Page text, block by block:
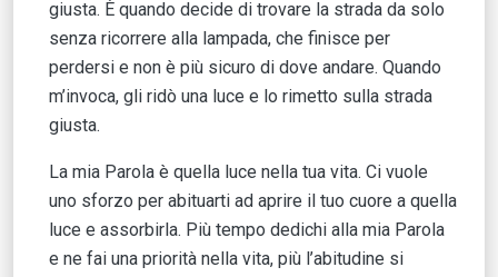
giusta. È quando decide di trovare la strada da solo
senza ricorrere alla lampada, che finisce per
perdersi e non è più sicuro di dove andare. Quando
m’invoca, gli ridò una luce e lo rimetto sulla strada
giusta.
La mia Parola è quella luce nella tua vita. Ci vuole
uno sforzo per abituarti ad aprire il tuo cuore a quella
luce e assorbirla. Più tempo dedichi alla mia Parola
e ne fai una priorità nella vita, più l’abitudine si